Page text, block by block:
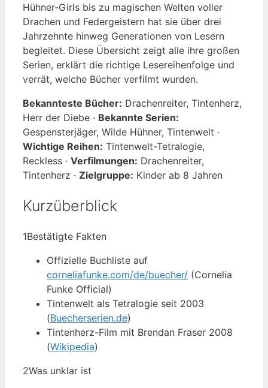
Hühner-Girls bis zu magischen Welten voller
Drachen und Federgeistern hat sie über drei
Jahrzehnte hinweg Generationen von Lesern
begleitet. Diese Übersicht zeigt alle ihre großen
Serien, erklärt die richtige Lesereihenfolge und
verrät, welche Bücher verfilmt wurden.
Bekannteste Bücher: Drachenreiter, Tintenherz,
Herr der Diebe · Bekannte Serien:
Gespensterjäger, Wilde Hühner, Tintenwelt ·
Wichtige Reihen: Tintenwelt-Tetralogie,
Reckless · Verfilmungen: Drachenreiter,
Tintenherz · Zielgruppe: Kinder ab 8 Jahren
Kurzüberblick
1Bestätigte Fakten
Offizielle Buchliste auf
corneliafunke.com/de/buecher/ (Cornelia
Funke Official)
Tintenwelt als Tetralogie seit 2003
(Buecherserien.de)
Tintenherz-Film mit Brendan Fraser 2008
(Wikipedia)
2Was unklar ist